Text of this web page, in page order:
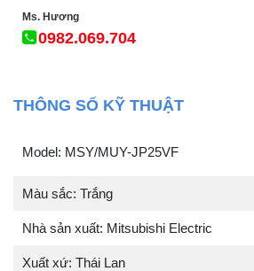
Ms. Hương
0982.069.704
THÔNG SỐ KỸ THUẬT
Model: MSY/MUY-JP25VF
Màu sắc: Trắng
Nhà sản xuất: Mitsubishi Electric
Xuất xứ: Thái Lan